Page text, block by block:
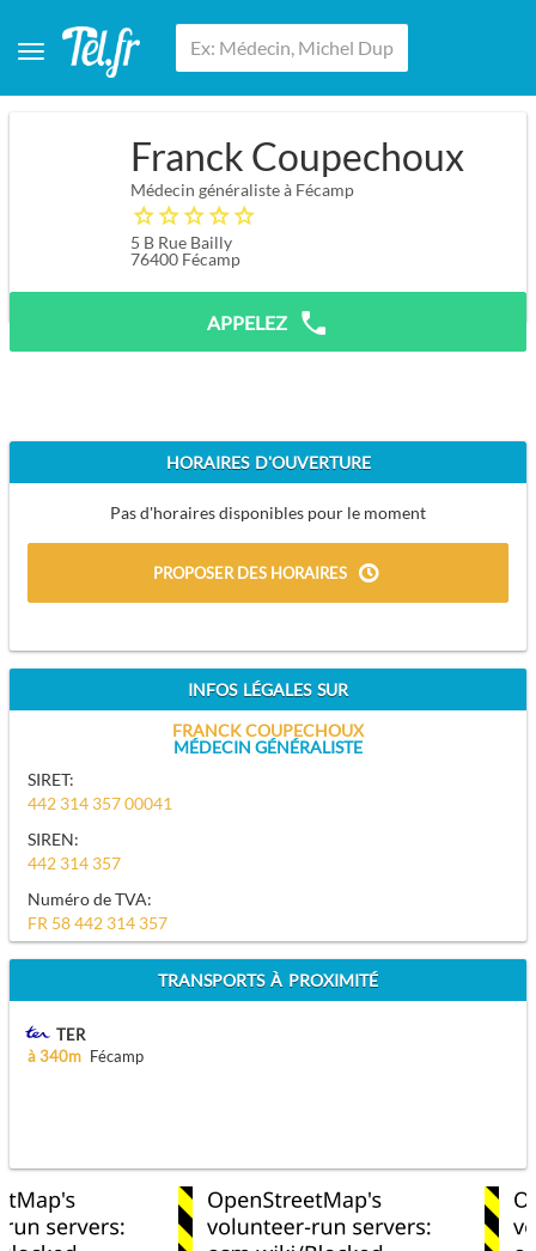
Franck Coupechoux
Médecin généraliste à Fécamp
5 B Rue Bailly
76400 Fécamp
APPELEZ
HORAIRES D'OUVERTURE
Pas d'horaires disponibles pour le moment
PROPOSER DES HORAIRES
INFOS LÉGALES SUR
FRANCK COUPECHOUX
MÉDECIN GÉNÉRALISTE
SIRET:
442 314 357 00041
SIREN:
442 314 357
Numéro de TVA:
FR 58 442 314 357
TRANSPORTS À PROXIMITÉ
TER
à 340m Fécamp